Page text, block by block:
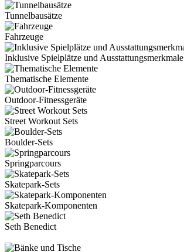
Tunnelbausätze
Fahrzeuge
Inklusive Spielplätze und Ausstattungsmerkmale
Thematische Elemente
Outdoor-Fitnessgeräte
Street Workout Sets
Boulder-Sets
Springparcours
Skatepark-Sets
Skatepark-Komponenten
Seth Benedict